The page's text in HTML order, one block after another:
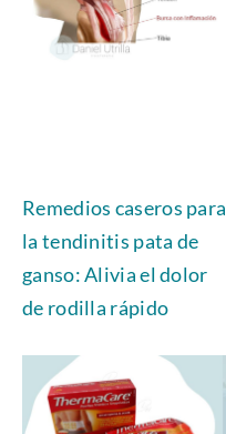
Remedios caseros para
la tendinitis pata de
ganso: Alivia el dolor
de rodilla rápido